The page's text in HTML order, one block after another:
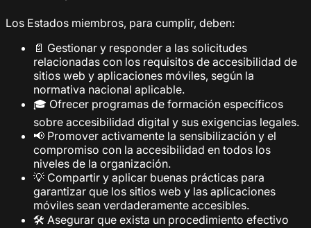
Los Estados miembros, para cumplir, deben:
📄 Gestionar y responder a las solicitudes
relacionadas con los requisitos de accesibilidad de
sitios web y aplicaciones móviles, según la
normativa nacional aplicable.
🎓 Ofrecer programas de formación específicos
sobre accesibilidad digital y sus exigencias legales.
📢 Promover activamente la sensibilización y el
compromiso con la accesibilidad en todos los
niveles de la organización.
💡 Compartir y aplicar buenas prácticas para
garantizar que los sitios web y las aplicaciones
móviles sean verdaderamente accesibles.
🛠️ Asegurar que exista un procedimiento efectivo